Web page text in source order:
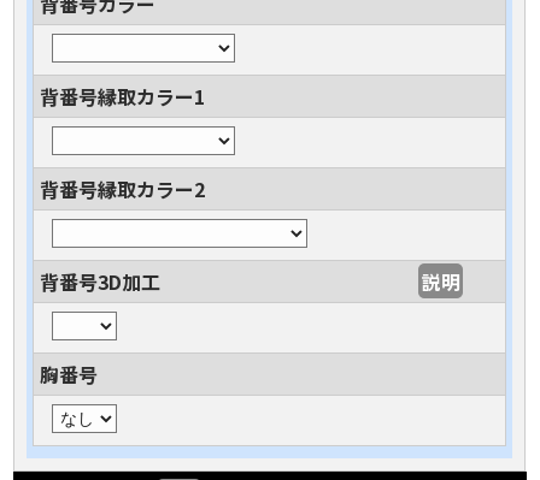
背番号縁取カラー1
背番号縁取カラー2
背番号3D加工 説明
胸番号